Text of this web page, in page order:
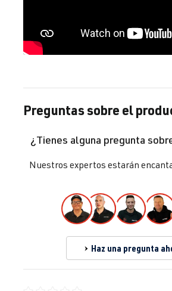
Preguntas sobre el
¿Tienes alguna pregunta
Nuestros expertos estarán
Haz una pregunta